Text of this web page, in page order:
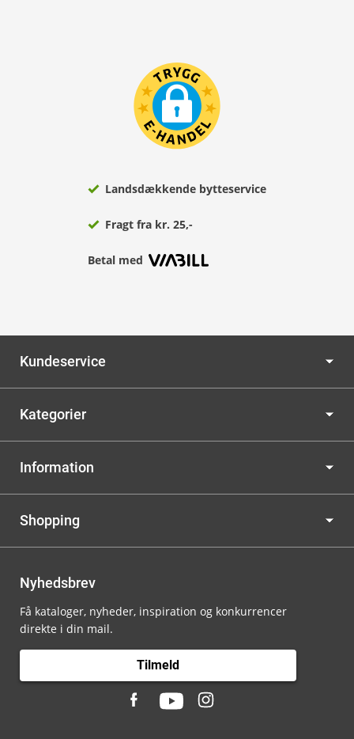
Landsdækkende bytteservice
Fragt fra kr. 25,-
Betal med
Kundeservice
Kategorier
Information
Shopping
Nyhedsbrev
Få kataloger, nyheder, inspiration og konkurrencer
direkte i din mail.
Tilmeld